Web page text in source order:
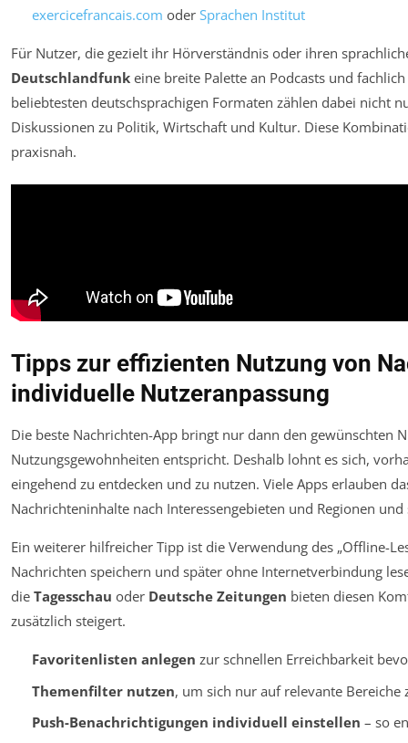
exercicefrancais.com oder Sprachen Institut
Für Nutzer, die gezielt ihr Hörverständnis oder ihren
Deutschlandfunk eine breite Palette an Podcasts und
beliebtesten deutschsprachigen Formaten zählen dabei nicht
Diskussionen zu Politik, Wirtschaft und Kultur. Diese
praxisnah.
Tipps zur effizienten Nutzung von
individuelle Nutzeranpassung
Die beste Nachrichten-App bringt nur dann den gewünschten
Nutzungsgewohnheiten entspricht. Deshalb lohnt es sich,
eingehend zu entdecken und zu nutzen. Viele Apps erlauben
Nachrichteninhalte nach Interessengebieten und Regionen
Ein weiterer hilfreicher Tipp ist die Verwendung des „Offline-
Nachrichten speichern und später ohne Internetverbindung
die Tagesschau oder Deutsche Zeitungen bieten diesen
zusätzlich steigert.
Favoritenlisten anlegen zur schnellen Erreichbarkeit
Themenfilter nutzen, um sich nur auf relevante Bereiche
Push-Benachrichtigungen individuell einstellen – so